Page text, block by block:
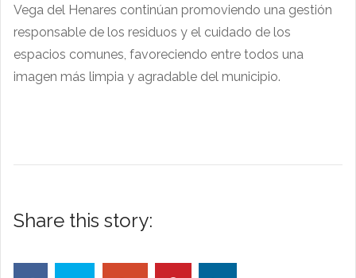
Vega del Henares continúan promoviendo una gestión
responsable de los residuos y el cuidado de los
espacios comunes, favoreciendo entre todos una
imagen más limpia y agradable del municipio.
Share this story: